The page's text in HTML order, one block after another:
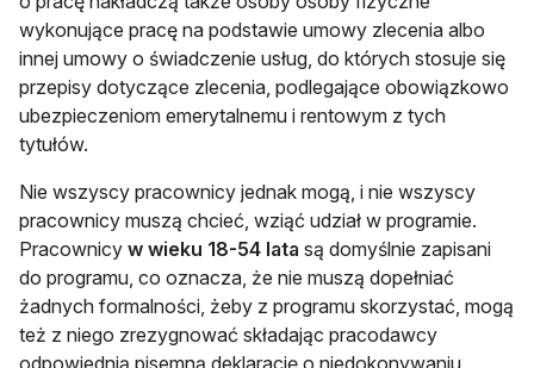
wykonujące pracę na podstawie umowy zlecenia albo
innej umowy o świadczenie usług, do których stosuje się
przepisy dotyczące zlecenia, podlegające obowiązkowo
ubezpieczeniom emerytalnemu i rentowym z tych
tytułów.
Nie wszyscy pracownicy jednak mogą, i nie wszyscy
pracownicy muszą chcieć, wziąć udział w programie.
Pracownicy w wieku 18-54 lata są domyślnie zapisani
do programu, co oznacza, że nie muszą dopełniać
żadnych formalności, żeby z programu skorzystać, mogą
też z niego zrezygnować składając pracodawcy
odpowiednią pisemną deklarację o niedokonywaniu